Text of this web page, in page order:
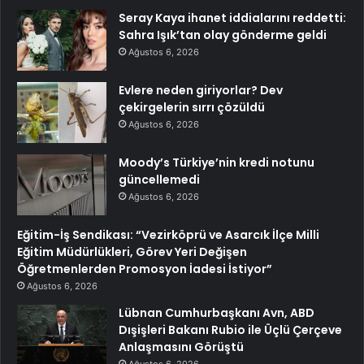
Seray Kaya ihanet iddialarını reddetti:
Sahra Işık’tan olay gönderme geldi
Ağustos 6, 2026
Evlere neden giriyorlar? Dev
çekirgelerin sırrı çözüldü
Ağustos 6, 2026
Moody’s Türkiye’nin kredi notunu
güncellemedi
Ağustos 6, 2026
Eğitim-İş Sendikası: “Vezirköprü ve Asarcık İlçe Milli
Eğitim Müdürlükleri, Görev Yeri Değişen
Öğretmenlerden Promosyon İadesi İstiyor”
Ağustos 6, 2026
Lübnan Cumhurbaşkanı Avn, ABD
Dışişleri Bakanı Rubio ile Üçlü Çerçeve
Anlaşmasını Görüştü